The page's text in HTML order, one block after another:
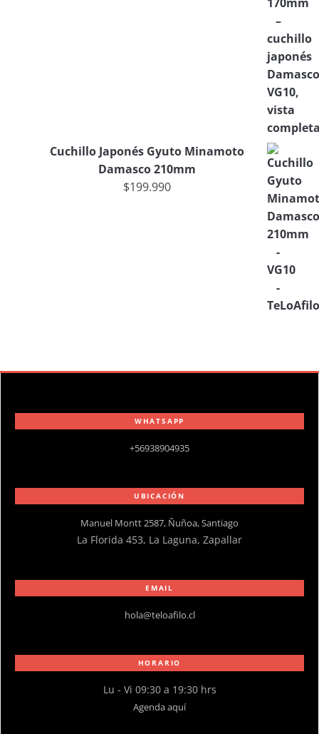
Cuchillo Japonés Gyuto Minamoto
Damasco 210mm
$199.990
WHATSAPP
+56938904935
UBICACIÓN
Manuel Montt 2587, Ñuñoa, Santiago
La Florida 453, La Laguna, Zapallar
EMAIL
hola@teloafilo.cl
HORARIO
Lu - Vi 09:30 a 19:30 hrs
Agenda aquí